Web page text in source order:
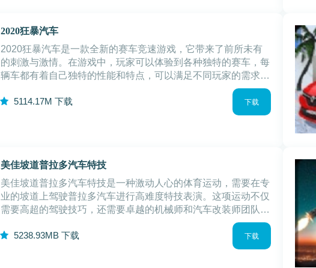
2020狂暴汽车
2020狂暴汽车是一款全新的赛车竞速游戏，它带来了前所未有
的刺激与激情。在游戏中，玩家可以体验到各种独特的赛车，每
辆车都有着自己独特的性能和特点，可以满足不同玩家的需求。
游戏场景丰富多样，从城市街道到荒野山区，每个场景都有独特
的风景和挑战。同时，游戏还拥有丰富
5114.17M 下载 下载
美佳坡道普拉多汽车特技
美佳坡道普拉多汽车特技是一种激动人心的体育运动，需要在专
业的坡道上驾驶普拉多汽车进行高难度特技表演。这项运动不仅
需要高超的驾驶技巧，还需要卓越的机械师和汽车改装师团队来
共同完成，同时还需要具备强大的心理素质。通过精细的操作和
完美的团队合作，美佳坡道普拉多汽车特
5238.93MB 下载 下载